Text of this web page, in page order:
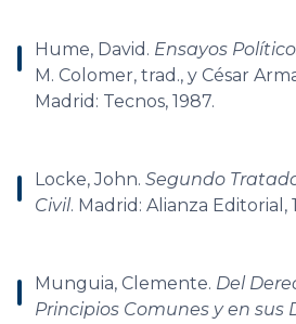
Hume, David. Ensayos
M. Colomer, trad., y César
Madrid: Tecnos, 1987.
Locke, John. Segundo
Civil. Madrid: Alianza Editorial,
Munguia, Clemente. Del
Principios Comunes y en sus